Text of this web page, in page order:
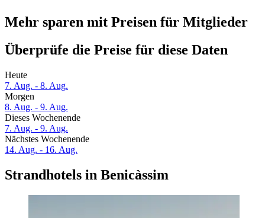
Mehr sparen mit Preisen für Mitglieder
Überprüfe die Preise für diese Daten
Heute
7. Aug. - 8. Aug.
Morgen
8. Aug. - 9. Aug.
Dieses Wochenende
7. Aug. - 9. Aug.
Nächstes Wochenende
14. Aug. - 16. Aug.
Strandhotels in Benicàssim